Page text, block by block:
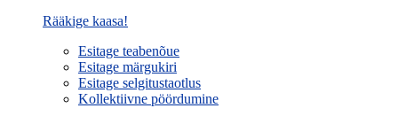
Rääkige kaasa!
Esitage teabenõue
Esitage märgukiri
Esitage selgitustaotlus
Kollektiivne pöördumine